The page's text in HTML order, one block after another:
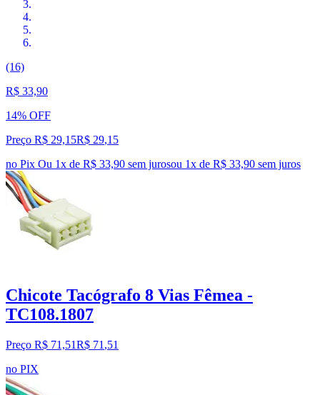
(16)
R$ 33,90
14% OFF
Preço R$ 29,15R$ 29,15
no Pix Ou 1x de R$ 33,90 sem jurosou 1x de R$ 33,90 sem juros
Chicote Tacógrafo 8 Vias Fêmea -
TC108.1807
Preço R$ 71,51R$ 71 ,51
no PIX